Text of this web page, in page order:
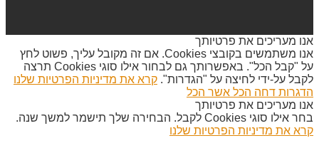
אנו מעריכים את פרטיותך
אנו משתמשים בקובצי Cookies. אם זה מקובל עליך, פשוט לחץ
על "קבל הכל". באפשרותך גם לבחור אילו סוגי Cookies תרצה
לקבל על-ידי לחיצה על "הגדרות". קרא את מדיניות הפרטיות שלנו
הדגרות דחה הכל אשר הכל
אנו מעריכים את פרטיותך
בחר אילו סוגי Cookies לקבל. הבחירה שלך תישמר למשך שנה.
קרא את מדיניות הפרטיות שלנו